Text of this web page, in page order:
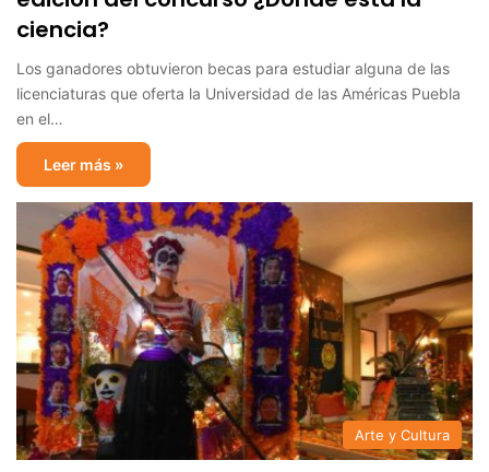
ciencia?
Los ganadores obtuvieron becas para estudiar alguna de las
licenciaturas que oferta la Universidad de las Américas Puebla
en el…
Leer más »
Arte y Cultura